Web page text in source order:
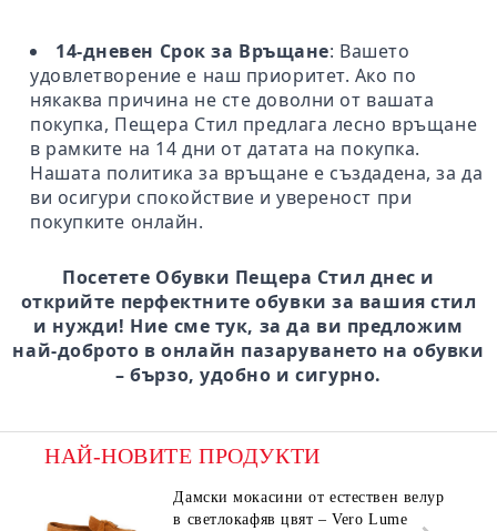
14-дневен Срок за Връщане: Вашето
удовлетворение е наш приоритет. Ако по
някаква причина не сте доволни от вашата
покупка, Пещера Стил предлага лесно връщане
в рамките на 14 дни от датата на покупка.
Нашата политика за връщане е създадена, за да
ви осигури спокойствие и увереност при
покупките онлайн.
Посетете Обувки Пещера Стил днес и
открийте перфектните обувки за вашия стил
и нужди! Ние сме тук, за да ви предложим
най-доброто в онлайн пазаруването на обувки
– бързо, удобно и сигурно.
НАЙ-НОВИТЕ ПРОДУКТИ
Дамски мокасини от естествен велур
в светлокафяв цвят – Vero Lume